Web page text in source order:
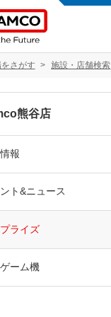
さがす 施設・店舗検索
熊谷店
報
ト&ニュース
ライズ
ーム機